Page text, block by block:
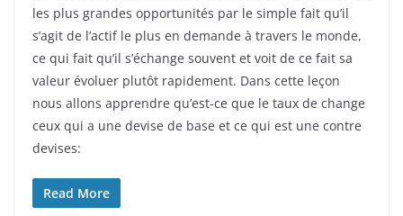
les plus grandes opportunités par le simple fait qu’il
s’agit de l’actif le plus en demande à travers le monde,
ce qui fait qu’il s’échange souvent et voit de ce fait sa
valeur évoluer plutôt rapidement. Dans cette leçon
nous allons apprendre qu’est-ce que le taux de change
ceux qui a une devise de base et ce qui est une contre
devises:
Read More